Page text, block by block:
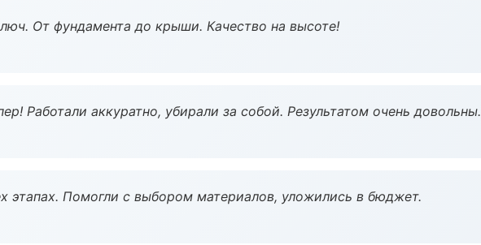
От фундамента до крыши. Качество на высоте!
Работали аккуратно, убирали за собой. Результатом очень довольны.
этапах. Помогли с выбором материалов, уложились в бюджет.